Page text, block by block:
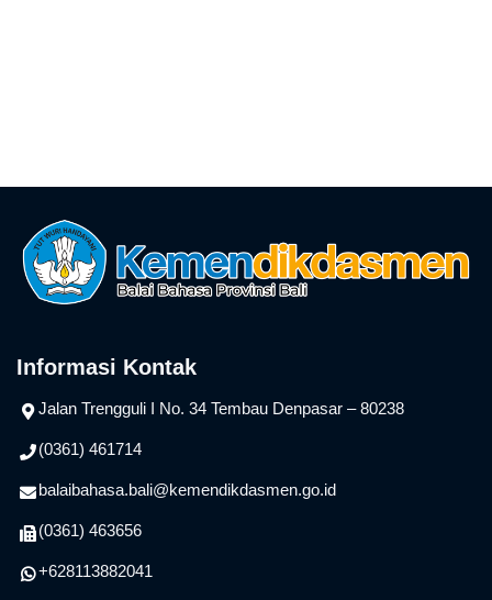
Informasi Kontak
Jalan Trengguli I No. 34 Tembau Denpasar – 80238
(0361) 461714
balaibahasa.bali@kemendikdasmen.go.id
(0361) 463656
+628113882041